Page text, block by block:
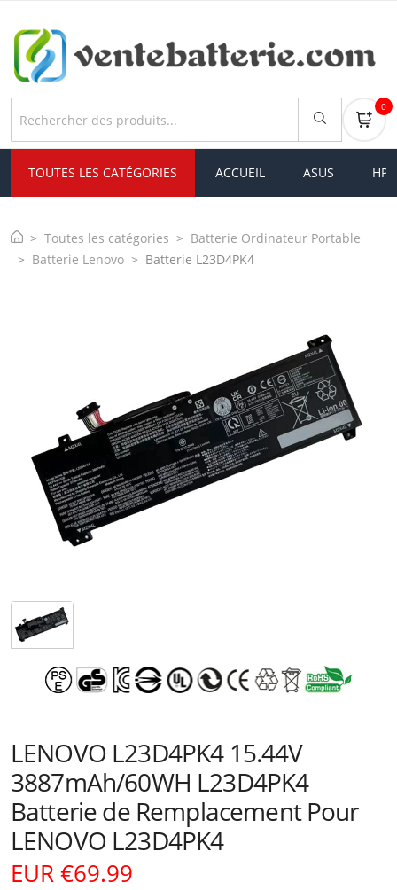
0
TOUTES LES CATÉGORIES ACCUEIL ASUS HP
Toutes les catégories
Batterie Ordinateur Portable
Batterie Lenovo
Batterie L23D4PK4
LENOVO L23D4PK4 15.44V
3887mAh/60WH L23D4PK4
Batterie de Remplacement Pour
LENOVO L23D4PK4
EUR €69.99